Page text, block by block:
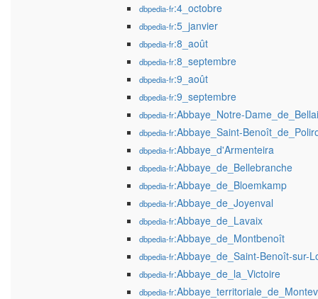
dbpedia-fr:4_octobre
dbpedia-fr:5_janvier
dbpedia-fr:8_août
dbpedia-fr:8_septembre
dbpedia-fr:9_août
dbpedia-fr:9_septembre
dbpedia-fr:Abbaye_Notre-
dbpedia-fr:Abbaye_Saint-
dbpedia-fr:Abbaye_d'Armenteira
dbpedia-fr:Abbaye_de_Bellebranche
dbpedia-fr:Abbaye_de_Bloemkamp
dbpedia-fr:Abbaye_de_Joyenval
dbpedia-fr:Abbaye_de_Lavaix
dbpedia-fr:Abbaye_de_Montbenoît
dbpedia-fr:Abbaye_de_Saint-Benoît-sur-
dbpedia-fr:Abbaye_de_la_Victoire
dbpedia-fr